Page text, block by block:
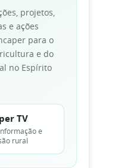
projetos,
e ações
para o
e do
no Espírito
TV
e
rural